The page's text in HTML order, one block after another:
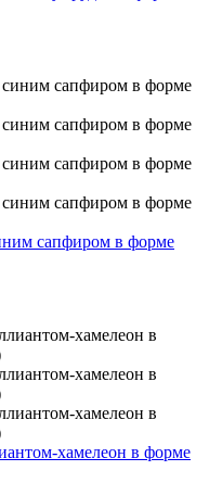
сапфиром в форме
хамелеон в форме